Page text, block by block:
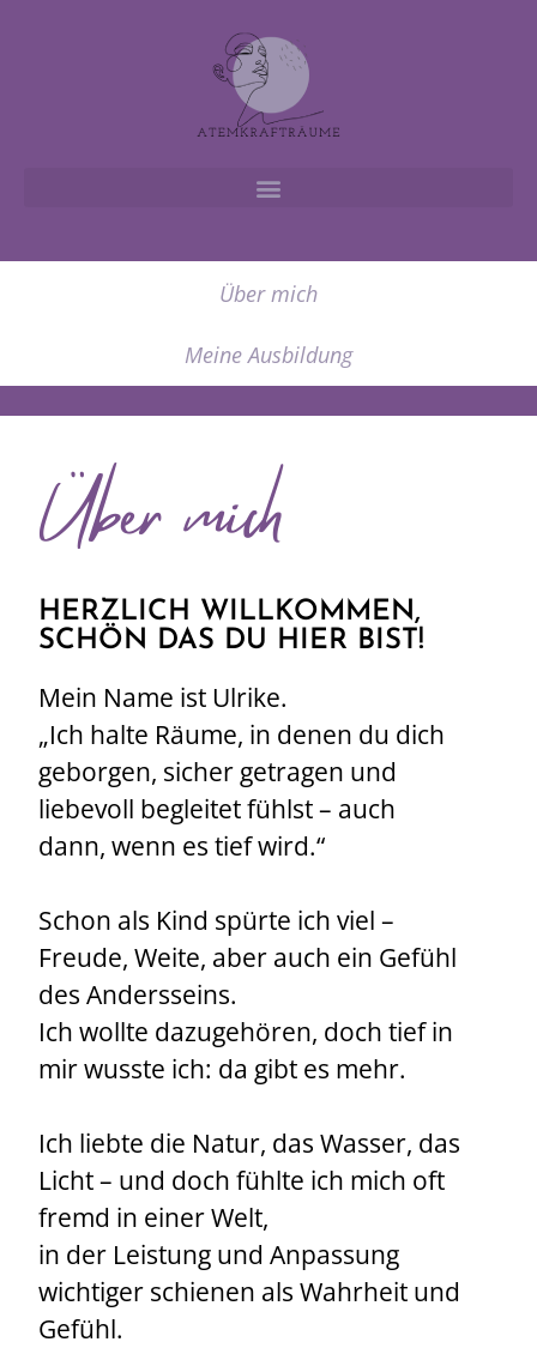
Über mich
Meine Ausbildung
Über mich
HERZLICH WILLKOMMEN,
SCHÖN DAS DU HIER BIST!
Mein Name ist Ulrike.
„Ich halte Räume, in denen du dich
geborgen, sicher getragen und
liebevoll begleitet fühlst – auch
dann, wenn es tief wird.“
Schon als Kind spürte ich viel –
Freude, Weite, aber auch ein Gefühl
des Andersseins.
Ich wollte dazugehören, doch tief in
mir wusste ich: da gibt es mehr.
Ich liebte die Natur, das Wasser, das
Licht – und doch fühlte ich mich oft
fremd in einer Welt,
in der Leistung und Anpassung
wichtiger schienen als Wahrheit und
Gefühl.